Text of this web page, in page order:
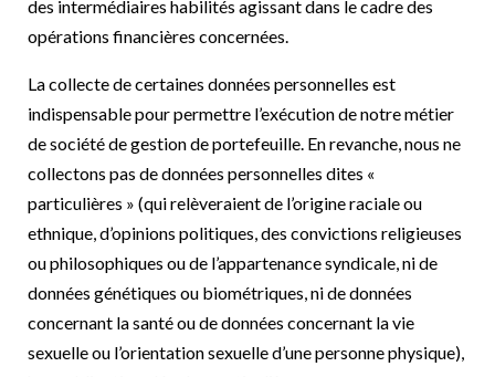
des intermédiaires habilités agissant dans le cadre des
opérations financières concernées.
La collecte de certaines données personnelles est
indispensable pour permettre l’exécution de notre métier
de société de gestion de portefeuille. En revanche, nous ne
collectons pas de données personnelles dites «
particulières » (qui relèveraient de l’origine raciale ou
ethnique, d’opinions politiques, des convictions religieuses
ou philosophiques ou de l’appartenance syndicale, ni de
données génétiques ou biométriques, ni de données
concernant la santé ou de données concernant la vie
sexuelle ou l’orientation sexuelle d’une personne physique),